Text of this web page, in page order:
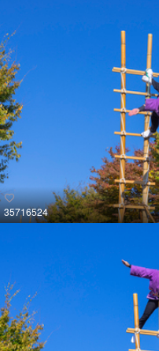
35716524